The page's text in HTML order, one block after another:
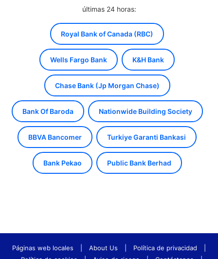
últimas 24 horas:
Royal Bank of Canada (RBC)
Wells Fargo Bank K&H Bank
Chase Bank (Jp Morgan Chase)
Bank Of Baroda Nationwide Building Society
BBVA Bancomer Turkiye Garanti Bankasi
Bank Pekao Public Bank Berhad
Páginas web locales About Us Política de privacidad